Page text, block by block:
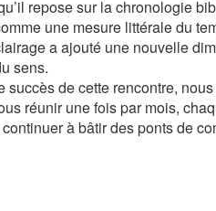
repose sur la chronologie
une mesure littérale du
a ajouté une nouvelle
sens.
succès de cette rencontre,
réunir une fois par mois,
à bâtir des ponts de